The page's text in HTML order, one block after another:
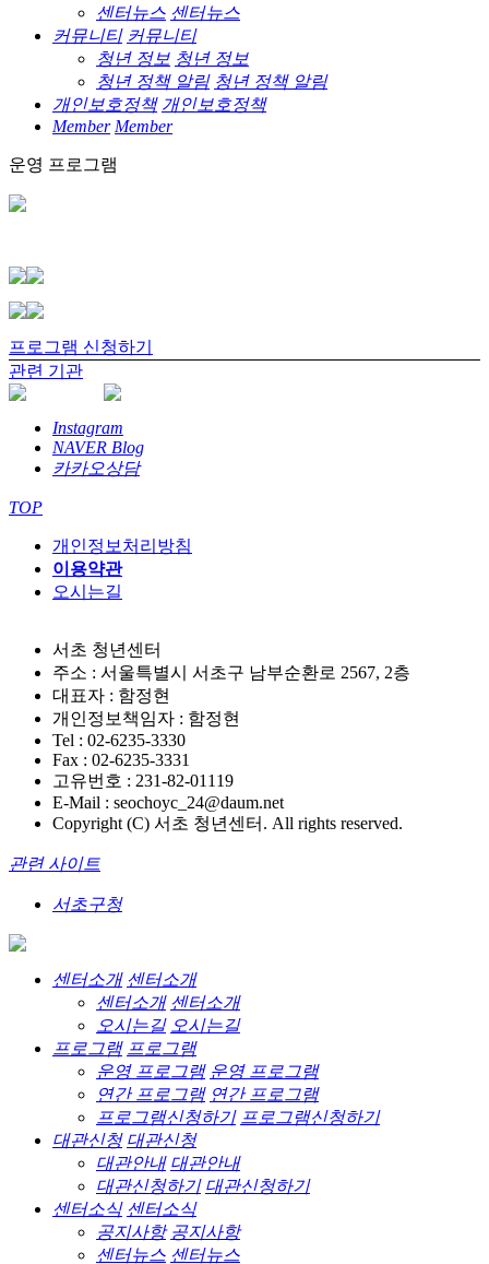
센터뉴스 센터뉴스
커뮤니티 커뮤니티
청년 정보 청년 정보
청년 정책 알림 청년 정책 알림
개인보호정책 개인보호정책
Member Member
운영 프로그램
프로그램 신청하기
관련 기관
Instagram
NAVER Blog
카카오상담
TOP
개인정보처리방침
이용약관
오시는길
서초 청년센터
주소 : 서울특별시 서초구 남부순환로 2567, 2층
대표자 : 함정현
개인정보책임자 : 함정현
Tel : 02-6235-3330
Fax : 02-6235-3331
고유번호 : 231-82-01119
E-Mail : seochoyc_24@daum.net
Copyright (C) 서초 청년센터. All rights reserved.
관련 사이트
서초구청
센터소개 센터소개
센터소개 센터소개
오시는길 오시는길
프로그램 프로그램
운영 프로그램 운영 프로그램
연간 프로그램 연간 프로그램
프로그램신청하기 프로그램신청하기
대관신청 대관신청
대관안내 대관안내
대관신청하기 대관신청하기
센터소식 센터소식
공지사항 공지사항
센터뉴스 센터뉴스